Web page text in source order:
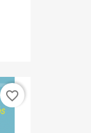
favorite_border